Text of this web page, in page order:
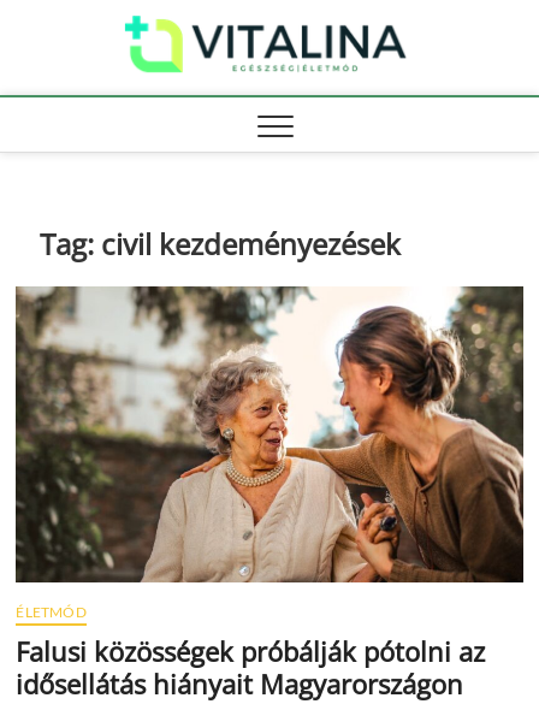
Tag: civil kezdeményezések
ÉLETMÓD
Falusi közösségek próbálják pótolni az
idősellátás hiányait Magyarországon